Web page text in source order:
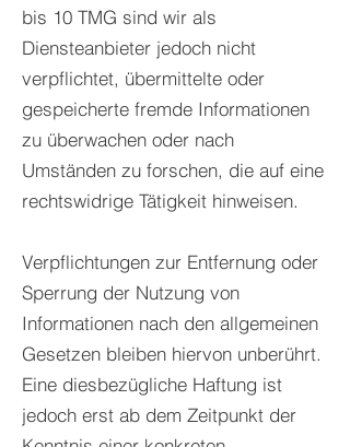
bis 10 TMG sind wir als
Diensteanbieter jedoch nicht
verpflichtet, übermittelte oder
gespeicherte fremde Informationen
zu überwachen oder nach
Umständen zu forschen, die auf eine
rechtswidrige Tätigkeit hinweisen.
Verpflichtungen zur Entfernung oder
Sperrung der Nutzung von
Informationen nach den allgemeinen
Gesetzen bleiben hiervon unberührt.
Eine diesbezügliche Haftung ist
jedoch erst ab dem Zeitpunkt der